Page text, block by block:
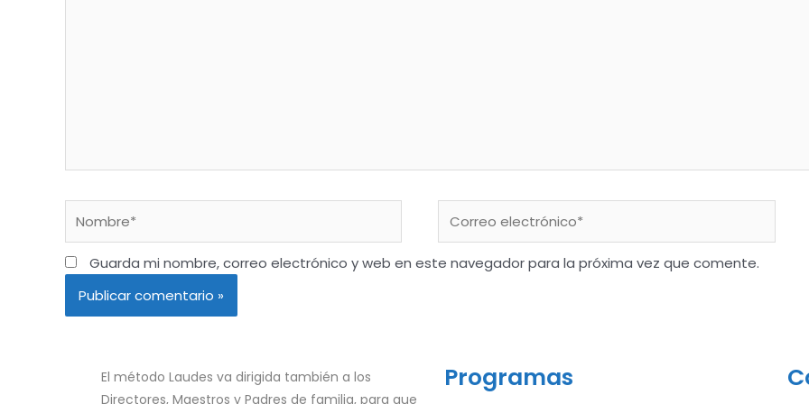
Guarda mi nombre, correo electrónico y web en este navegador para la próxima vez que comente.
El método Laudes va dirigida también a los
Directores, Maestros y Padres de familia, para que
Programas